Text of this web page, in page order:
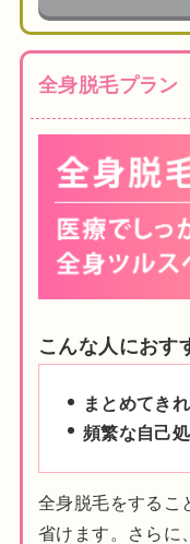
全身脱毛プラン
こんな人におす
まとめてき
頻繁な自己
全身脱毛をするこ
省けます。さらに